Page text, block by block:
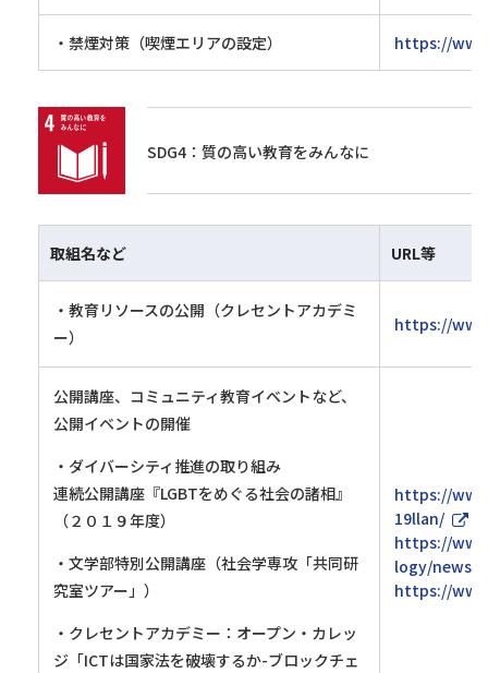
・禁煙対策（喫煙エリアの設定） https://
SDG4：質の高い教育をみんなに
取組名など URL等
・教育リソースの公開（クレセントアカデミ
ー）
https://
公開講座、コミュニティ教育イベントなど、
公開イベントの開催
・ダイバーシティ推進の取り組み
連続公開講座『LGBTをめぐる社会の諸相』
（２０１９年度）
・文学部特別公開講座（社会学専攻「共同研
究室ツアー」）
・クレセントアカデミー：オープン・カレッ
ジ「ICTは国家法を破壊するか-ブロックチェ
https://
19llan/
https://
logy/news/
https://